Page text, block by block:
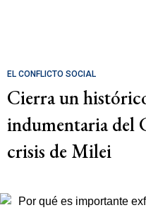
EL CONFLICTO SOCIAL
Cierra un
indumentaria del
crisis de Milei